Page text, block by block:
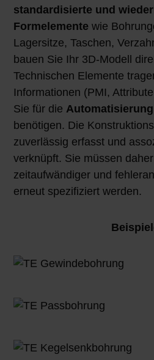
standardisierte und
Formelemente wie
Lagersitze, Taschen,
bauen Sie Ihr 3D-Modell
Technischen Elemente
Informationen (PMI,
Sie für die
benötigen. Die
zuverlässig erfasst und
verknüpft. Sie müssen
zeitaufwändiger und
erneut spezifiziert werden.